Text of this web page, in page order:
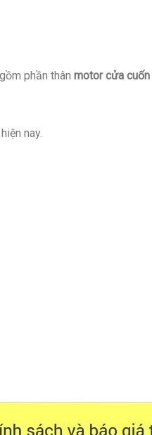
phần thân motor cửa cuốn
nay.